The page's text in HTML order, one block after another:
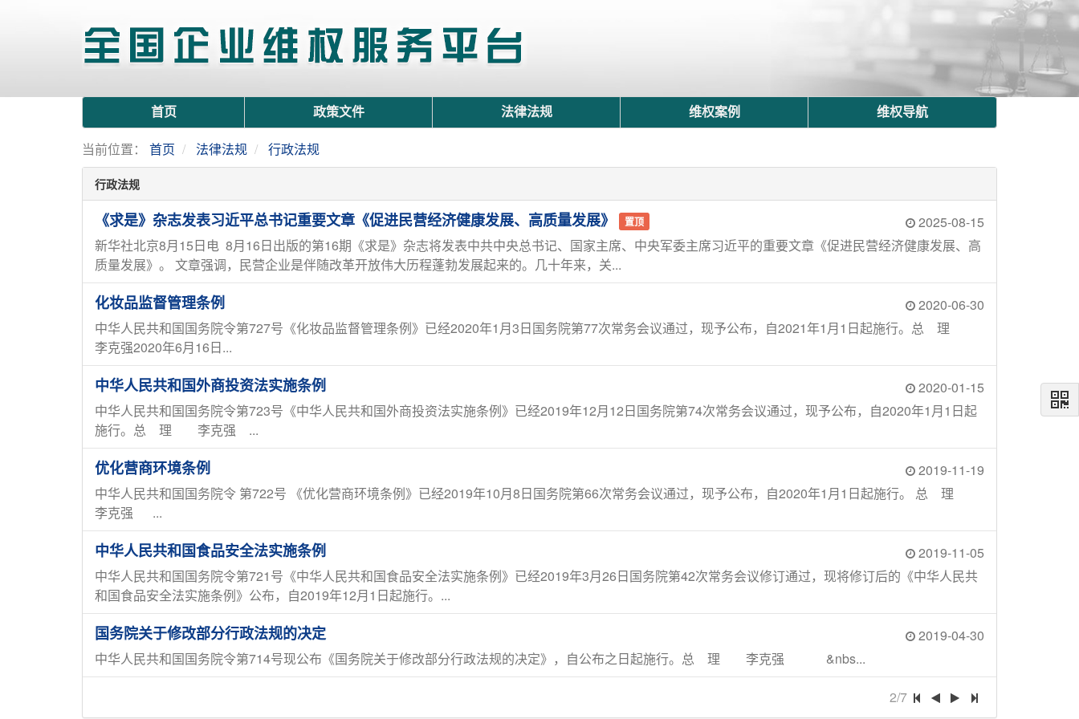
首页 政策文件 法律法规 维权案例 维权导航
当前位置： 首页 法律法规 行政法规
行政法规
2025-08-15
《求是》杂志发表习近平总书记重要文章《促进民营经济健康发展、高质量发展》 置顶
新华社北京8月15日电 8月16日出版的第16期《求是》杂志将发表中共中央总书记、国家主席、中央军委主席习近平的重要文章《促进民营经济健康发展、高
质量发展》。 文章强调，民营企业是伴随改革开放伟大历程蓬勃发展起来的。几十年来，关...
2020-06-30
化妆品监督管理条例
中华人民共和国国务院令第727号《化妆品监督管理条例》已经2020年1月3日国务院第77次常务会议通过，现予公布，自2021年1月1日起施行。总 理
李克强2020年6月16日...
2020-01-15
中华人民共和国外商投资法实施条例
中华人民共和国国务院令第723号《中华人民共和国外商投资法实施条例》已经2019年12月12日国务院第74次常务会议通过，现予公布，自2020年1月1日起
施行。总 理 李克强 ...
2019-11-19
优化营商环境条例
中华人民共和国国务院令 第722号 《优化营商环境条例》已经2019年10月8日国务院第66次常务会议通过，现予公布，自2020年1月1日起施行。 总 理
李克强 ...
2019-11-05
中华人民共和国食品安全法实施条例
中华人民共和国国务院令第721号《中华人民共和国食品安全法实施条例》已经2019年3月26日国务院第42次常务会议修订通过，现将修订后的《中华人民共
和国食品安全法实施条例》公布，自2019年12月1日起施行。...
2019-04-30
国务院关于修改部分行政法规的决定
中华人民共和国国务院令第714号现公布《国务院关于修改部分行政法规的决定》，自公布之日起施行。总 理 李克强 &nbs...
2/7